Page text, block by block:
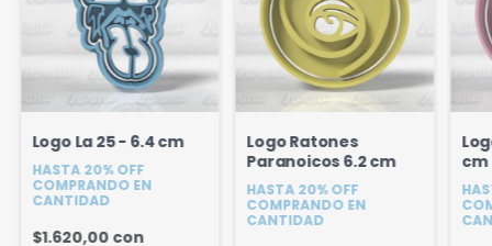
Logo La 25 - 6.4 cm
HASTA 20% OFF
COMPRANDO EN
CANTIDAD
$1.620,00 con
Logo Ratones
Paranoicos 6.2 cm
HASTA 20% OFF
COMPRANDO EN
CANTIDAD
cm